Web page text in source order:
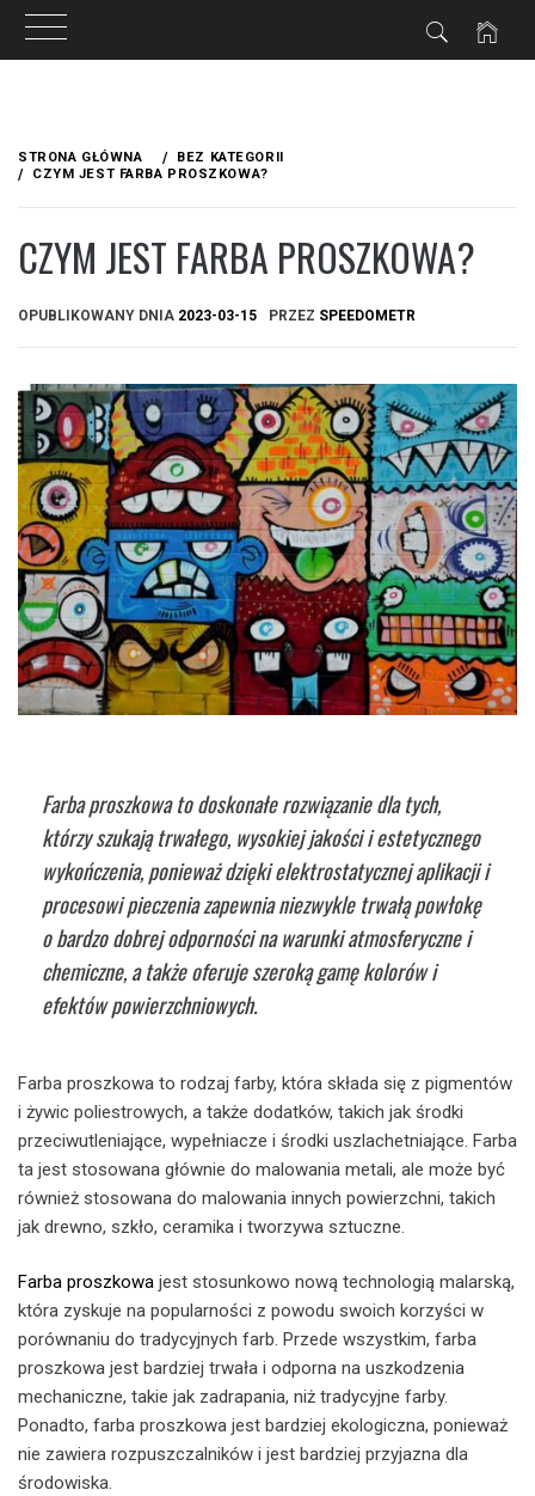
treści
STRONA GŁÓWNA
BEZ KATEGORII
CZYM JEST FARBA PROSZKOWA?
CZYM JEST FARBA PROSZKOWA?
OPUBLIKOWANY DNIA 2023-03-15 PRZEZ SPEEDOMETR
Farba proszkowa to doskonałe rozwiązanie dla tych,
którzy szukają trwałego, wysokiej jakości i estetycznego
wykończenia, ponieważ dzięki elektrostatycznej aplikacji i
procesowi pieczenia zapewnia niezwykle trwałą powłokę
o bardzo dobrej odporności na warunki atmosferyczne i
chemiczne, a także oferuje szeroką gamę kolorów i
efektów powierzchniowych.
Farba proszkowa to rodzaj farby, która składa się z pigmentów
i żywic poliestrowych, a także dodatków, takich jak środki
przeciwutleniające, wypełniacze i środki uszlachetniające. Farba
ta jest stosowana głównie do malowania metali, ale może być
również stosowana do malowania innych powierzchni, takich
jak drewno, szkło, ceramika i tworzywa sztuczne.
Farba proszkowa jest stosunkowo nową technologią malarską,
która zyskuje na popularności z powodu swoich korzyści w
porównaniu do tradycyjnych farb. Przede wszystkim, farba
proszkowa jest bardziej trwała i odporna na uszkodzenia
mechaniczne, takie jak zadrapania, niż tradycyjne farby.
Ponadto, farba proszkowa jest bardziej ekologiczna, ponieważ
nie zawiera rozpuszczalników i jest bardziej przyjazna dla
środowiska.